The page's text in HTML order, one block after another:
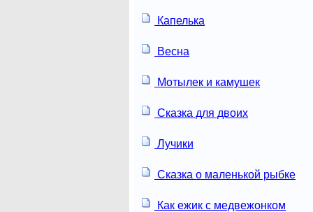
Капелька
Весна
Мотылек и камушек
Сказка для двоих
Лучики
Сказка о маленькой рыбке
Как ежик с медвежонком